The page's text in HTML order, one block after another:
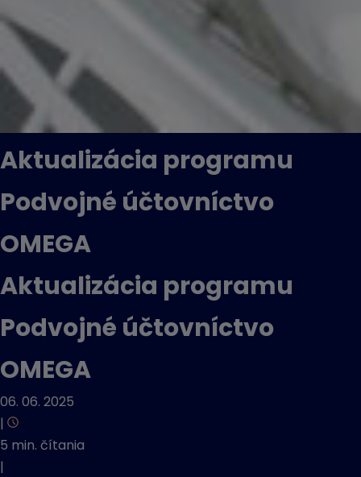
Aktualizácia programu
Podvojné účtovníctvo
OMEGA
Aktualizácia programu
Podvojné účtovníctvo
OMEGA
06. 06. 2025
|
5 min. čítania
|